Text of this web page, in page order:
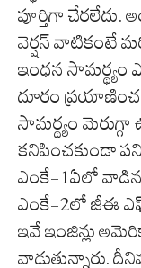
పూర్తిగా చేరలేదు.
వెర్షన్‌ వాటికంటే
ఇంధన సామర్థ్యం
దూరం
సామర్థ్యం మెరుగ్గా
కనిపించకుండా
ఎంకే-1ఏలో
ఎంకే-2లో జీఈ
ఇవే ఇంజిన్లు
వాడుతున్నారు.